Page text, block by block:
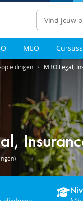
MBO
opleidingen MBO Legal,
)